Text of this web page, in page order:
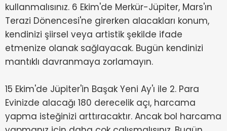
kullanmalısınız. 6 Ekim'de Merkür-Jüpiter, Mars'ın
Terazi Dönencesi'ne girerken alacakları konum,
kendinizi şiirsel veya artistik şekilde ifade
etmenize olanak sağlayacak. Bugün kendinizi
mantıklı davranmaya zorlamayın.
15 Ekim'de Jüpiter'in Başak Yeni Ay'ı ile 2. Para
Evinizde alacağı 180 derecelik açı, harcama
yapma isteğinizi arttıracaktır. Ancak bol harcama